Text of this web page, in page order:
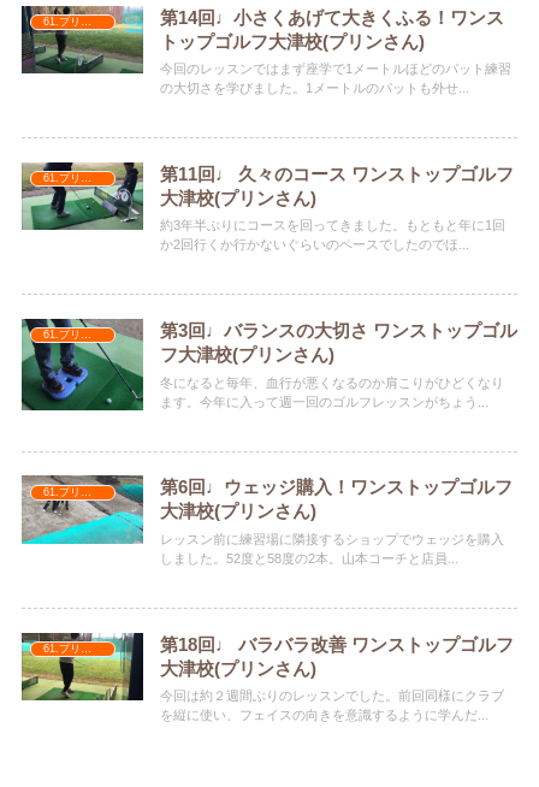
第14回♩小さくあげて大きくふる！ワンス
トップゴルフ大津校(プリンさん)
今回のレッスンではまず座学で1メートルほどのパット練習
の大切さを学びました。1メートルのパットも外せ...
61.プリンさん
第11回♩ 久々のコース ワンストップゴルフ
大津校(プリンさん)
約3年半ぶりにコースを回ってきました。もともと年に1回
か2回行くか行かないぐらいのペースでしたのでほ...
61.プリンさん
第3回♩バランスの大切さ ワンストップゴル
フ大津校(プリンさん)
冬になると毎年、血行が悪くなるのか肩こりがひどくなり
ます。今年に入って週一回のゴルフレッスンがちょう...
第6回♩ウェッジ購入！ワンストップゴルフ
大津校(プリンさん)
レッスン前に練習場に隣接するショップでウェッジを購入
しました。52度と58度の2本。山本コーチと店員...
第18回♩ バラバラ改善 ワンストップゴルフ
大津校(プリンさん)
今回は約２週間ぶりのレッスンでした。前回同様にクラブ
を縦に使い、フェイスの向きを意識するように学んだ...